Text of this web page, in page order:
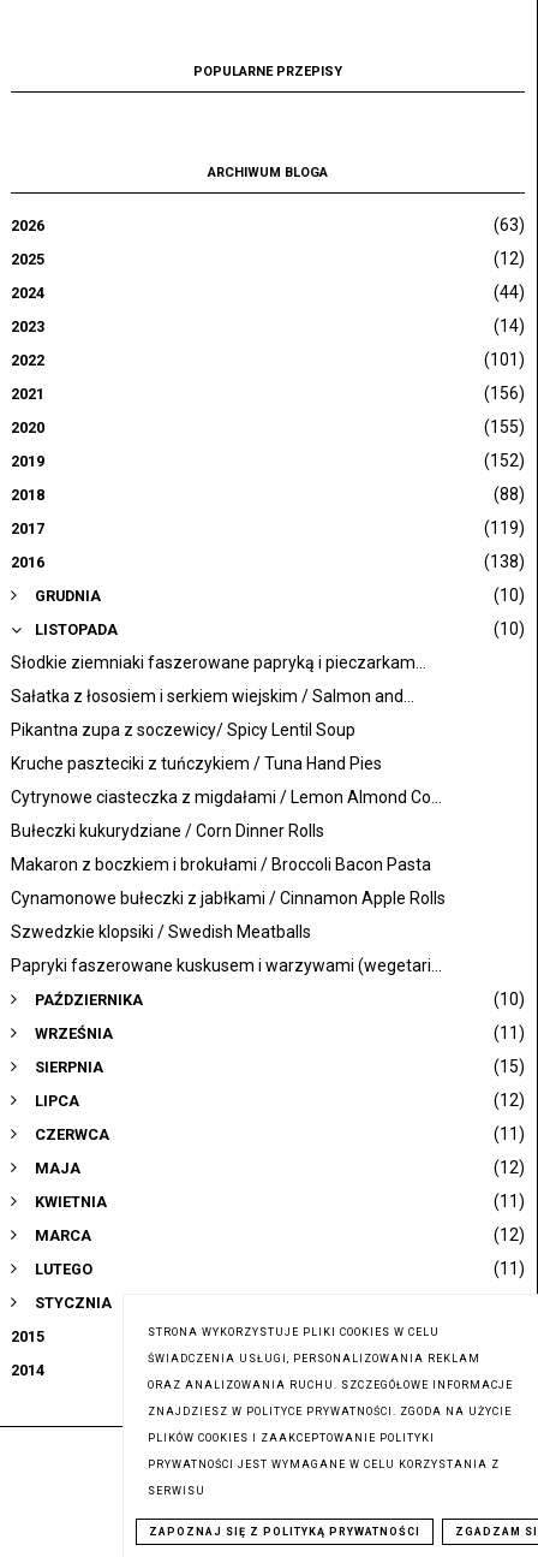
POPULARNE PRZEPISY
ARCHIWUM BLOGA
2026 (63)
2025 (12)
2024 (44)
2023 (14)
2022 (101)
2021 (156)
2020 (155)
2019 (152)
2018 (88)
2017 (119)
2016 (138)
GRUDNIA (10)
LISTOPADA
(10)
Słodkie ziemniaki faszerowane papryką i pieczarkam...
Sałatka z łososiem i serkiem wiejskim / Salmon and...
Pikantna zupa z soczewicy/ Spicy Lentil Soup
Kruche paszteciki z tuńczykiem / Tuna Hand Pies
Cytrynowe ciasteczka z migdałami / Lemon Almond Co...
Bułeczki kukurydziane / Corn Dinner Rolls
Makaron z boczkiem i brokułami / Broccoli Bacon Pasta
Cynamonowe bułeczki z jabłkami / Cinnamon Apple Rolls
Szwedzkie klopsiki / Swedish Meatballs
Papryki faszerowane kuskusem i warzywami (wegetari...
PAŹDZIERNIKA (10)
WRZEŚNIA (11)
SIERPNIA (15)
LIPCA (12)
CZERWCA (11)
MAJA (12)
KWIETNIA (11)
MARCA (12)
LUTEGO (11)
STYCZNIA
2015
2014
STRONA WYKORZYSTUJE PLIKI COOKIES W CELU
ŚWIADCZENIA USŁUGI, PERSONALIZOWANIA REKLAM
ORAZ ANALIZOWANIA RUCHU. SZCZEGÓŁOWE INFORMACJE
ZNAJDZIESZ W POLITYCE PRYWATNOŚCI. ZGODA NA UŻYCIE
PLIKÓW COOKIES I ZAAKCEPTOWANIE POLITYKI
PRYWATNOŚCI JEST WYMAGANE W CELU KORZYSTANIA Z
SERWISU
ZAPOZNAJ SIĘ Z POLITYKĄ PRYWATNOŚCI ZGADZAM